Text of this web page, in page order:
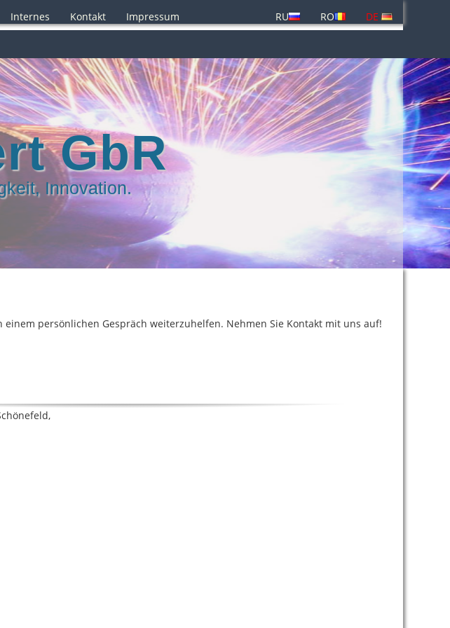
Internes Kontakt Impressum DE
RO
RU
GbR
Innovation.
persönlichen Gespräch weiterzuhelfen. Nehmen Sie Kontakt mit uns auf!